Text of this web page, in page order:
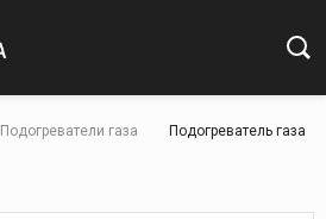
Подогреватели газа
Подогреватель газа